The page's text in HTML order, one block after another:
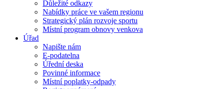
Důležité odkazy
Nabídky práce ve vašem regionu
Strategický plán rozvoje sportu
Místní program obnovy venkova
Úřad
Napište nám
E-podatelna
Úřední deska
Povinné informace
Místní poplatky-odpady